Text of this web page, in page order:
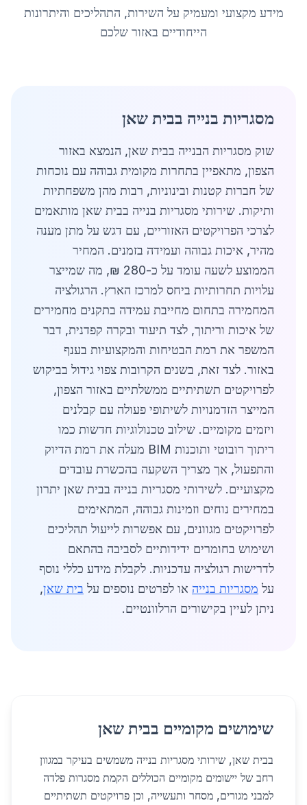
מידע מקצועי ומעמיק על השירות, התהליכים והיתרונות
הייחודיים באזור שלכם
מסגריות בנייה בבית שאן
שוק מסגריות הבנייה בבית שאן, הנמצא באזור
הצפון, מתאפיין בתחרות מקומית גבוהה עם נוכחות
של חברות קטנות ובינוניות, רבות מהן משפחתיות
ותיקות. שירותי מסגריות בנייה בבית שאן מותאמים
לצרכי הפרויקטים האזוריים, עם דגש על מתן מענה
מהיר, איכות גבוהה ועמידה בזמנים. המחיר
הממוצע לשעה עומד על כ-280 ₪, מה שמייצר
עלויות תחרותיות ביחס למרכז הארץ. הרגולציה
המחמירה בתחום מחייבת עמידה בתקנים מחמירים
של איכות וריתוך, לצד תיעוד ובקרה קפדנית, דבר
המשפר את רמת הבטיחות והמקצועיות בענף
באזור. לצד זאת, בשנים הקרובות צפוי גידול בביקוש
לפרויקטים תשתיתיים ממשלתיים באזור הצפון,
המייצר הזדמנויות לשיתופי פעולה עם קבלנים
ויזמים מקומיים. שילוב טכנולוגיות חדשות כמו
ריתוך רובוטי ותוכנות BIM מעלה את רמת הדיוק
והתפעול, אך מצריך השקעה בהכשרת עובדים
מקצועיים. לשירותי מסגריות בנייה בבית שאן יתרון
במחירים נוחים וזמינות גבוהה, המתאימים
לפרויקטים מגוונים, עם אפשרות לייעול תהליכים
ושימוש בחומרים ידידותיים לסביבה בהתאם
לדרישות רגולציה עדכניות. לקבלת מידע כללי נוסף
על מסגריות בנייה או לפרטים נוספים על בית שאן,
ניתן לעיין בקישורים הרלוונטיים.
שימושים מקומיים בבית שאן
בבית שאן, שירותי מסגריות בנייה משמשים בעיקר במגוון
רחב של יישומים מקומיים הכוללים הקמת מסגרות פלדה
למבני מגורים, מסחר ותעשייה, וכן פרויקטים תשתיתיים